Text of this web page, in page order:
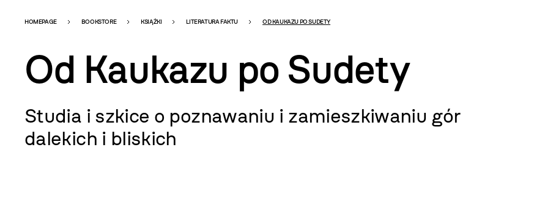
Bookstore
-
szablon
HOMEPAGE BOOKSTORE KSIĄŻKI LITERATURA FAKTU OD KAUKAZU PO SUDETY
Od Kaukazu po Sudety
Studia i szkice o poznawaniu i zamieszkiwaniu gór
dalekich i bliskich